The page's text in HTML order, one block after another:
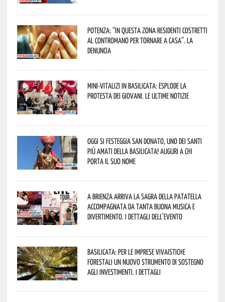
Potenza: “In questa zona residenti costretti
al contromano per tornare a casa”. La
denuncia
Mini-vitalizi in Basilicata: esplode la
protesta dei giovani. Le ultime notizie
Oggi si festeggia San Donato, uno dei Santi
più amati della Basilicata! Auguri a chi
porta il suo nome
A Brienza arriva la Sagra della Patatella
accompagnata da tanta buona musica e
divertimento. I dettagli dell’evento
Basilicata: per le imprese vivaistiche
forestali un nuovo strumento di sostegno
agli investimenti. I dettagli